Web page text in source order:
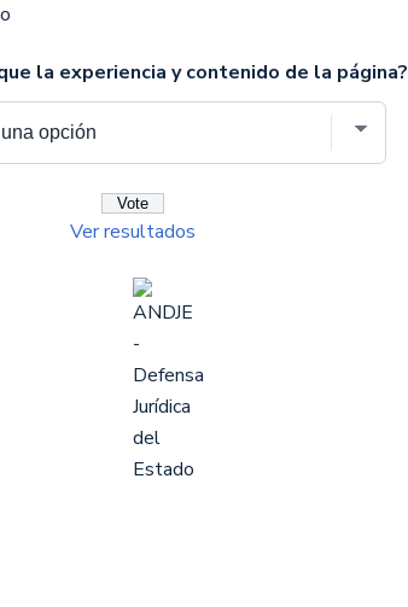
la experiencia y contenido de la página?
Ver resultados